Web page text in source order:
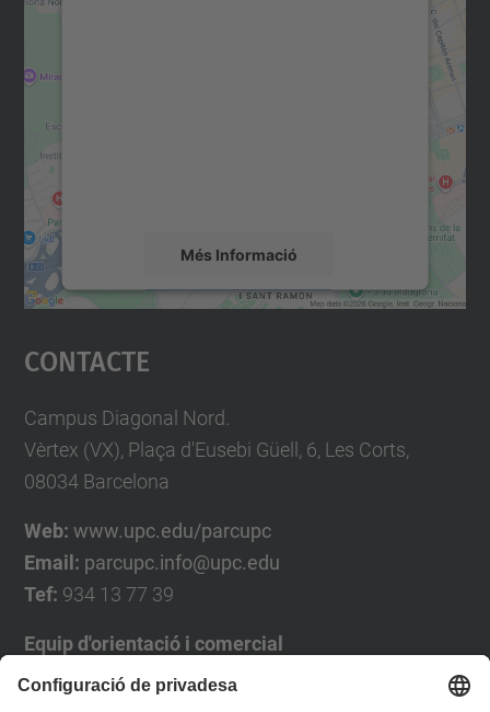
Més Informació
Accepta
powered by
Contacte
Campus Diagonal Nord.
Vèrtex (VX), Plaça d'Eusebi Güell, 6, Les Corts,
08034 Barcelona
Web: www.upc.edu/parcupc
Email: parcupc.info@upc.edu
Tef: 934 13 77 39
Equip d'orientació i comercial
José Luís Grande